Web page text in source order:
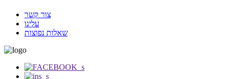
צור קשר
עלינו
שאלות נפוצות